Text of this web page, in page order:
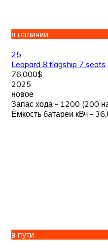
в наличии
25
Leopard 8 flagship 7 seats
76,000$
2025
новое
Запас хода - 1200 (200
Ёмкость батареи кВч -
в пути